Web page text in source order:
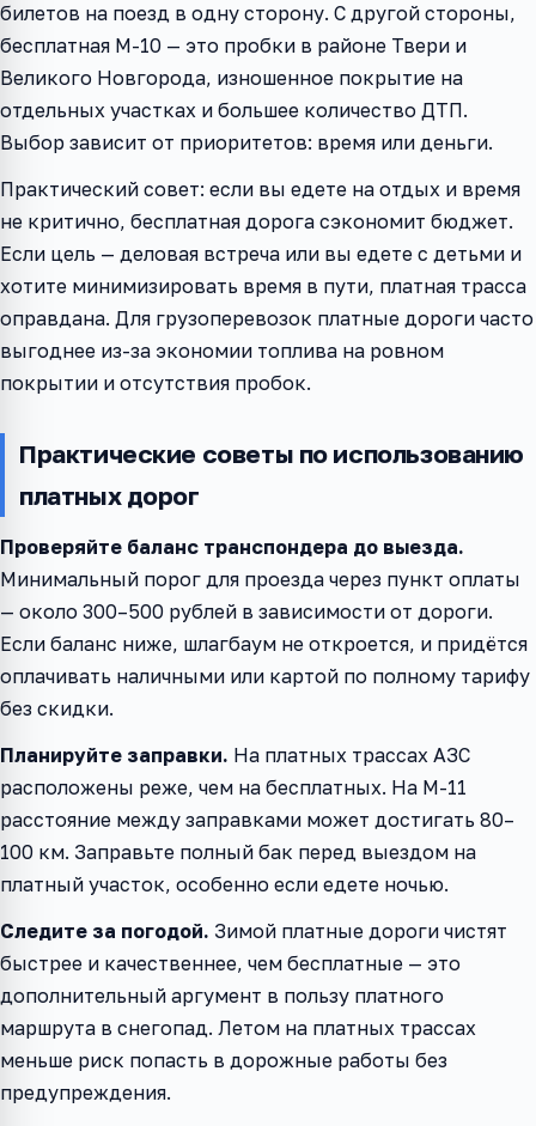
билетов на поезд в одну сторону. С другой стороны,
бесплатная М-10 — это пробки в районе Твери и
Великого Новгорода, изношенное покрытие на
отдельных участках и большее количество ДТП.
Выбор зависит от приоритетов: время или деньги.
Практический совет: если вы едете на отдых и время
не критично, бесплатная дорога сэкономит бюджет.
Если цель — деловая встреча или вы едете с детьми и
хотите минимизировать время в пути, платная трасса
оправдана. Для грузоперевозок платные дороги часто
выгоднее из-за экономии топлива на ровном
покрытии и отсутствия пробок.
Практические советы по использованию
платных дорог
Проверяйте баланс транспондера до выезда.
Минимальный порог для проезда через пункт оплаты
— около 300–500 рублей в зависимости от дороги.
Если баланс ниже, шлагбаум не откроется, и придётся
оплачивать наличными или картой по полному тарифу
без скидки.
Планируйте заправки. На платных трассах АЗС
расположены реже, чем на бесплатных. На М-11
расстояние между заправками может достигать 80–
100 км. Заправьте полный бак перед выездом на
платный участок, особенно если едете ночью.
Следите за погодой. Зимой платные дороги чистят
быстрее и качественнее, чем бесплатные — это
дополнительный аргумент в пользу платного
маршрута в снегопад. Летом на платных трассах
меньше риск попасть в дорожные работы без
предупреждения.